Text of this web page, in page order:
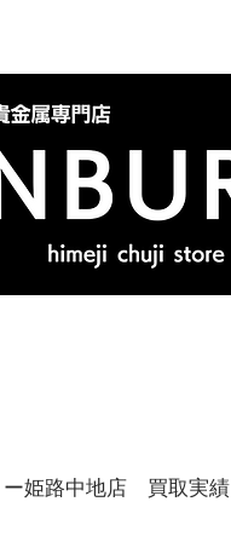
ー姫路中地店 買取実績